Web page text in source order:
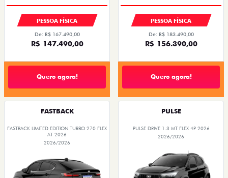
PESSOA FÍSICA
De: R$ 167.490,00
R$ 147.490,00
Quero agora!
PESSOA FÍSICA
De: R$ 183.490,00
R$ 156.390,00
Quero agora!
FASTBACK
FASTBACK LIMITED EDITION TURBO 270 FLEX
AT 2026
2026/2026
PULSE
PULSE DRIVE 1.3 MT FLEX 4P 2026
2026/2026